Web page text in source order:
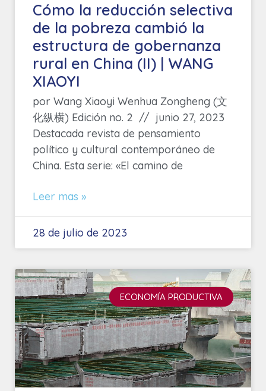
Cómo la reducción selectiva
de la pobreza cambió la
estructura de gobernanza
rural en China (II) | WANG
XIAOYI
por Wang Xiaoyi Wenhua Zongheng (文
化纵横) Edición no. 2 // junio 27, 2023
Destacada revista de pensamiento
político y cultural contemporáneo de
China. Esta serie: «El camino de
Leer mas »
28 de julio de 2023
ECONOMÍA PRODUCTIVA